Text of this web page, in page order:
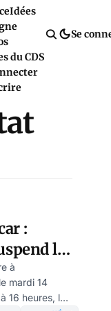
Idées
du CDS
Se
:
la
et
à
mardi 14
16 heures, le